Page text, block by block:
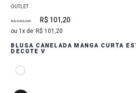
OUTLET
R$ 253,00 R$ 101,20
1 R$ 101,20
BLUSA CANELADA MANGA CURTA
DECOTE V